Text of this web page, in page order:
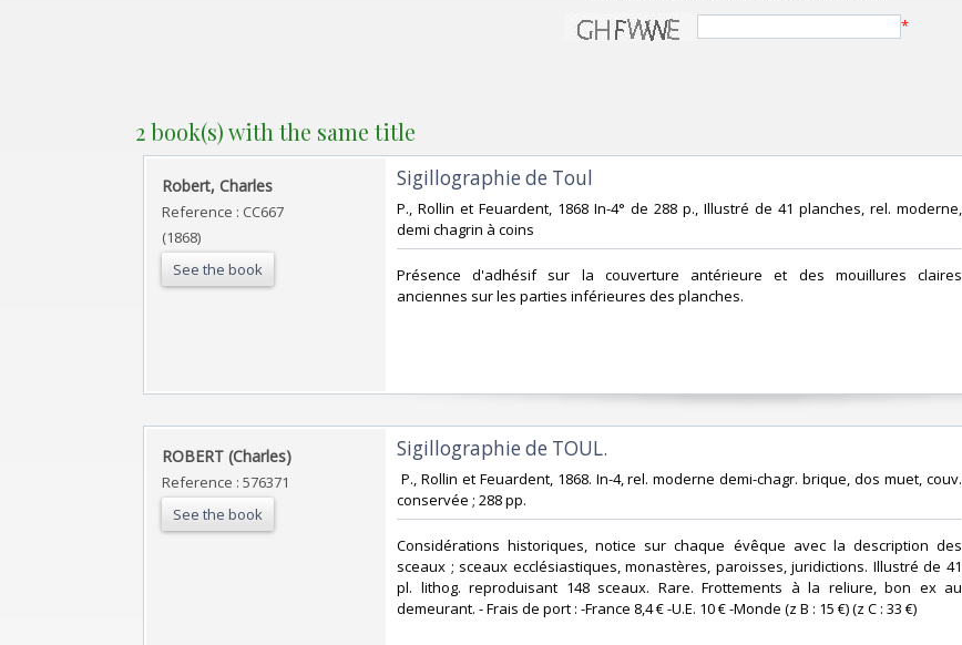
*
2 book(s) with the same title
‎Robert, Charles ‎
Reference : CC667
(1868)
See the book
‎Sigillographie de Toul ‎
‎P., Rollin et Feuardent, 1868 In-4° de 288 p., Illustré de 41 planches, rel. moderne,
demi chagrin à coins ‎
‎Présence d'adhésif sur la couverture antérieure et des mouillures claires
anciennes sur les parties inférieures des planches. ‎
‎ROBERT (Charles)‎
Reference : 576371
See the book
‎Sigillographie de TOUL.‎
‎ P., Rollin et Feuardent, 1868. In-4, rel. moderne demi-chagr. brique, dos muet, couv.
conservée ; 288 pp. ‎
‎Considérations historiques, notice sur chaque évêque avec la description des
sceaux ; sceaux ecclésiastiques, monastères, paroisses, juridictions. Illustré de 41
pl. lithog. reproduisant 148 sceaux. Rare. Frottements à la reliure, bon ex au
demeurant. - Frais de port : -France 8,4 € -U.E. 10 € -Monde (z B : 15 €) (z C : 33 €) ‎